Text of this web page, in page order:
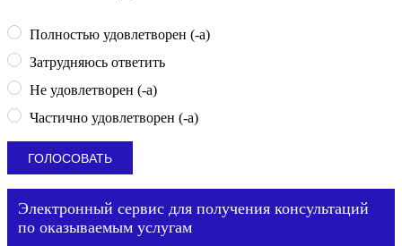
Полностью удовлетворен (-а)
Затрудняюсь ответить
Не удовлетворен (-а)
Частично удовлетворен (-а)
Электронный сервис для получения консультаций
по оказываемым услугам